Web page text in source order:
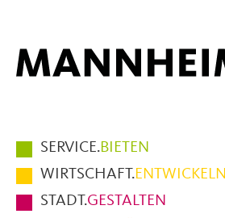
Hauptmenüpunkte
im
Fußbereich
der
SERVICE.BIETEN
WIRTSCHAFT.ENTWICKELN
STADT.GESTALTEN